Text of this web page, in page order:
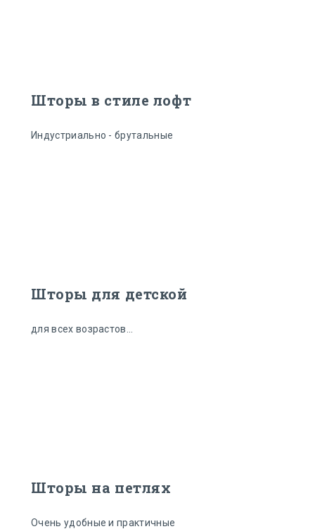
Шторы в стиле лофт
Индустриально - брутальные
Шторы для детской
для всех возрастов...
Шторы на петлях
Очень удобные и практичные